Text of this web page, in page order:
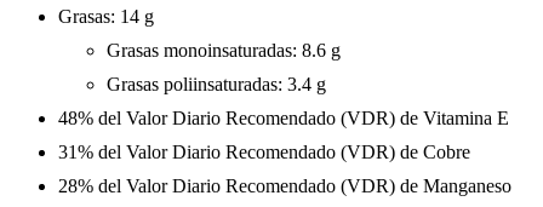
Grasas: 14 g
Grasas monoinsaturadas: 8.6 g
Grasas poliinsaturadas: 3.4 g
48% del Valor Diario Recomendado (VDR) de Vitamina E
31% del Valor Diario Recomendado (VDR) de Cobre
28% del Valor Diario Recomendado (VDR) de Manganeso